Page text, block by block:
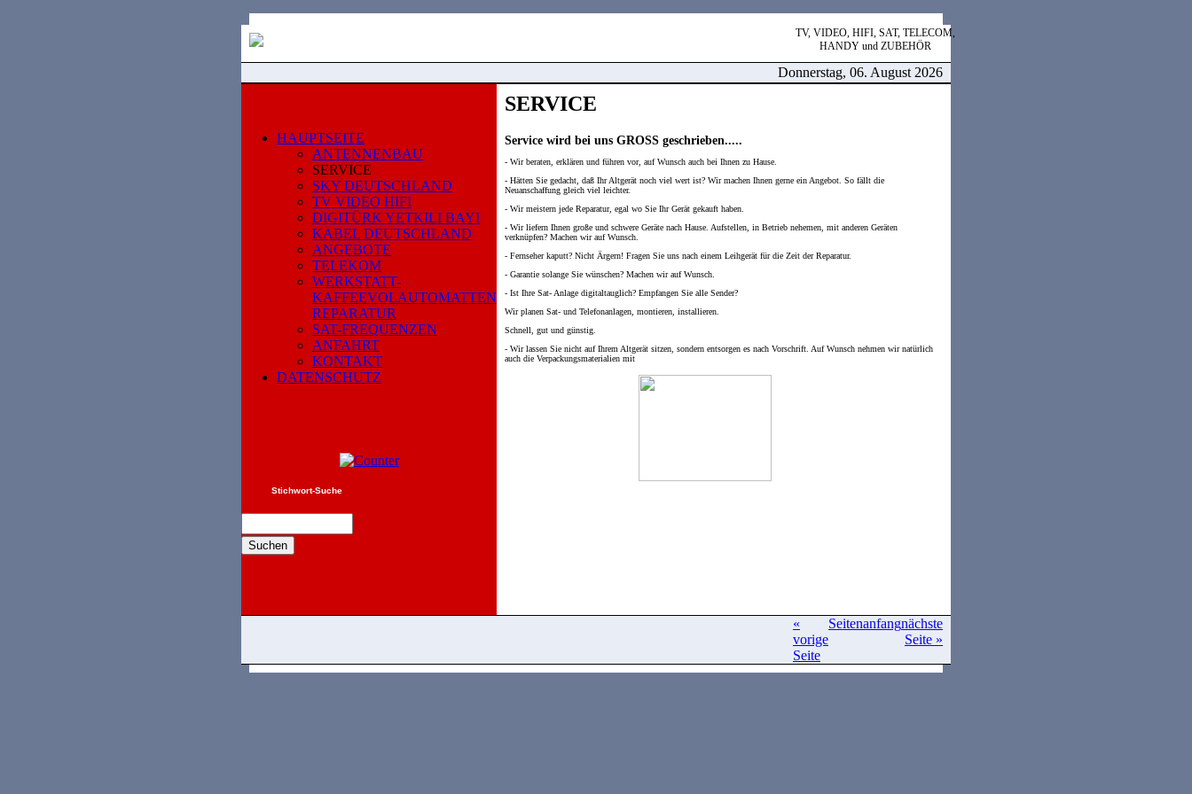
TV, VIDEO, HIFI, SAT, TELECOM,
HANDY und ZUBEHÖR
Donnerstag, 06. August 2026
HAUPTSEITE
ANTENNENBAU
SERVICE
SKY DEUTSCHLAND
TV VIDEO HIFI
DIGITÜRK YETKILI BAYI
KABEL DEUTSCHLAND
ANGEBOTE
TELEKOM
WERKSTATT-
KAFFEEVOLAUTOMATTEN
REPARATUR
SAT-FREQUENZEN
ANFAHRT
KONTAKT
DATENSCHUTZ
Stichwort-Suche
SERVICE
Service wird bei uns GROSS geschrieben.....
- Wir beraten, erklären und führen vor, auf Wunsch auch bei Ihnen zu Hause.
- Hätten Sie gedacht, daß Ihr Altgerät noch viel wert ist? Wir machen Ihnen gerne ein Angebot. So fällt die
Neuanschaffung gleich viel leichter.
- Wir meistern jede Reparatur, egal wo Sie Ihr Gerät gekauft haben.
- Wir liefern Ihnen große und schwere Geräte nach Hause. Aufstellen, in Betrieb nehemen, mit anderen Geräten
verknüpfen? Machen wir auf Wunsch.
- Fernseher kaputt? Nicht Ärgern! Fragen Sie uns nach einem Leihgerät für die Zeit der Reparatur.
- Garantie solange Sie wünschen? Machen wir auf Wunsch.
- Ist Ihre Sat- Anlage digitaltauglich? Empfangen Sie alle Sender?
Wir planen Sat- und Telefonanlagen, montieren, installieren.
Schnell, gut und günstig.
- Wir lassen Sie nicht auf Ihrem Altgerät sitzen, sondern entsorgen es nach Vorschrift. Auf Wunsch nehmen wir natürlich
auch die Verpackungsmaterialien mit
«
vorige
Seite
Seitenanfangnächste
Seite »